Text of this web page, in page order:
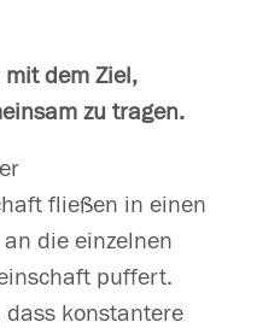
dem Ziel,
zu tragen.
fließen in einen
die einzelnen
puffert.
konstantere